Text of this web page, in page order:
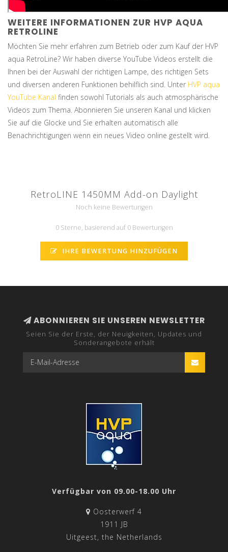
WEITERE INFORMATIONEN ZUR HVP AQUA
RETROLINE
Möchten Sie mehr erfahren zum Betrieb oder zum Kauf der HVP
aqua RetroLine? Wir haben diverse YouTube Videos erstellt die
Ihnen bei der Auswahl der richtigen Lampe, des richtigen Sets
und diversen anderen Funktionen behilflich sind. Unter HVP aqua
YouTube Kanal finden sowohl Tutorials als auch atmosphärische
Videos zum Thema. Abonnieren Sie unseren Kanal und klicken
Sie auf die Glocke und Sie erhalten automatisch alle
Benachrichtigungen wenn ein neues Video online gestellt wird.
RetroLINE 1450MM Add-on Daylight
Noch keine Bewertungen
0 Sterne, basierend auf 0 Bewertungen
IHRE BEWERTUNG HINZUFÜGEN
ABONNIEREN SIE UNSEREN NEWSLETTER
Seien Sie der Erste, der Neuigkeiten, Updates und
Sonderangebote erhält
Verfügbar von 09.00-18.00 Uhr
Oosterwerf 4
1911 JB
Uitgeest, the Netherlands